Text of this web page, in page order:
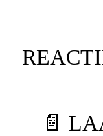
📄